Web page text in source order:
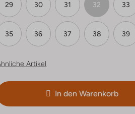
29 30 31 32 33
35 36 37 38 39
Artikel
In den Warenkorb